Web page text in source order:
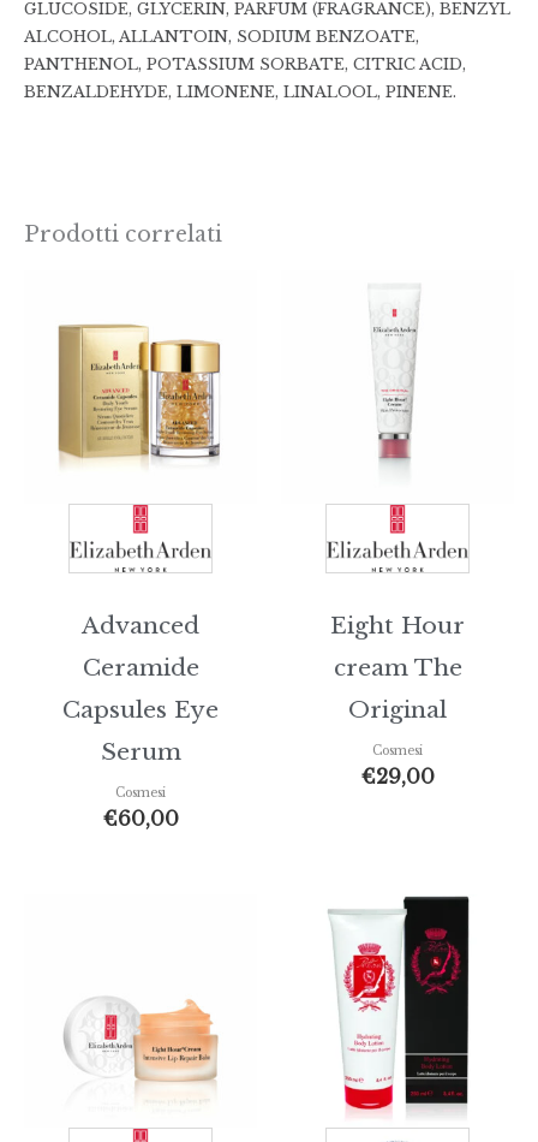
GLUCOSIDE, GLYCERIN, PARFUM (FRAGRANCE), BENZYL
ALCOHOL, ALLANTOIN, SODIUM BENZOATE,
PANTHENOL, POTASSIUM SORBATE, CITRIC ACID,
BENZALDEHYDE, LIMONENE, LINALOOL, PINENE.
Prodotti correlati
Advanced
Ceramide
Capsules Eye
Serum
Cosmesi
€60,00
Eight Hour
cream The
Original
Cosmesi
€29,00